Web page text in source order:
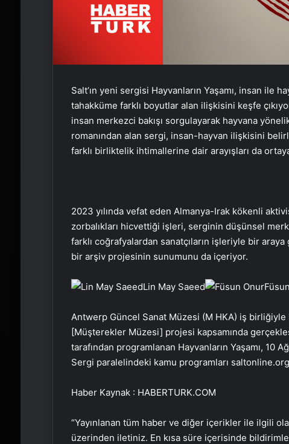
Salt’ın yeni sergisi Hayvanların Yaşamı, insan ile
tahakküme farklı boyutlar alan ilişkisini keşfe
insan merkezci bakışı sorgulayarak hayvana
romanından alan sergi, insan-hayvan ilişkisini
farklı birliktelik ihtimallerine dair arayışları da
2023 yılında vefat eden Almanya-Irak kökenli
zorbalıkları hicvettiği işleri, serginin düşünsel
farklı coğrafyalardan sanatçıların işleriyle bir
bir arşiv projesinin sunumunu da içeriyor.
Lin May Saeed
Antwerp Güncel Sanat Müzesi (M HKA) iş
[Müşterekler Müzesi] projesi kapsamında
tarafından programlanan Hayvanların Yaşamı, 10
Sergi paralelindeki kamu programları
Haber Kaynak : HABERTURK.COM
“Yayınlanan tüm haber ve diğer içerikler ile ilgili
üzerinden iletiniz. En kısa süre içerisinde